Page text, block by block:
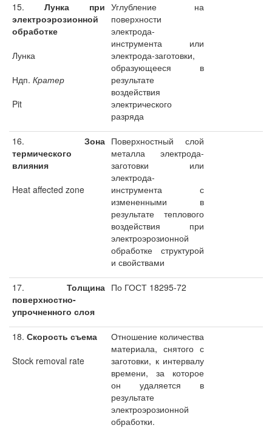
15. Лунка при
электроэрозионной
обработке
Лунка
Ндп. Кратер
Pit
Углубление на
поверхности
электрода-
инструмента или
электрода-заготовки,
образующееся в
результате
воздействия
электрического
разряда
16. Зона
термического
влияния
Heat affected zone
Поверхностный слой
металла электрода-
заготовки или
электрода-
инструмента с
измененными в
результате теплового
воздействия при
электроэрозионной
обработке структурой
и свойствами
17. Толщина
поверхностно-
упрочненного слоя
По ГОСТ 18295-72
18. Скорость съема
Stock removal rate
Отношение количества
материала, снятого с
заготовки, к интервалу
времени, за которое
он удаляется в
результате
электроэрозионной
обработки.